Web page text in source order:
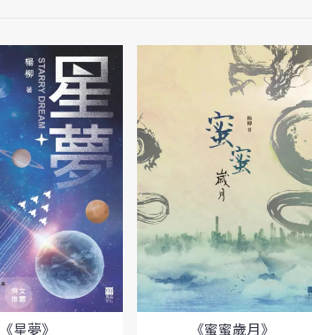
《星夢》
《蜜蜜歲月》